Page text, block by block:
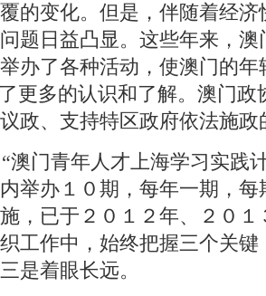
的变化。但是，伴随着经
题日益凸显。这些年来，
办了各种活动，使澳门的年
更多的认识和了解。澳门政
政、支持特区政府依法施
门青年人才上海学习实践
举办１０期，每年一期，
，已于２０１２年、２０
工作中，始终把握三个关
是着眼长远。